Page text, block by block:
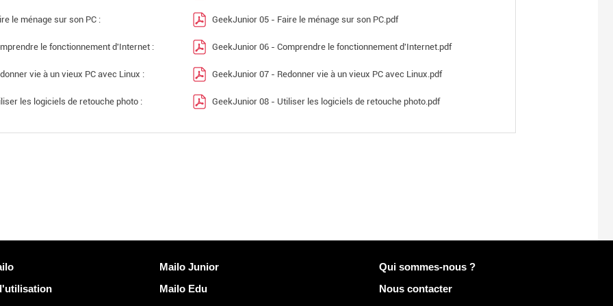
le ménage sur son PC : GeekJunior 05 - Faire le ménage sur son PC.pdf
le fonctionnement d'Internet : GeekJunior 06 - Comprendre le fonctionnement d'Internet.pdf
vie à un vieux PC avec Linux : GeekJunior 07 - Redonner vie à un vieux PC avec Linux.pdf
les logiciels de retouche photo : GeekJunior 08 - Utiliser les logiciels de retouche photo.pdf
Découvrir Mailo
Mailo Junior
Mailo Edu
Plus d'infos sur Mailo
Qui sommes-nous ?
Nous contacter